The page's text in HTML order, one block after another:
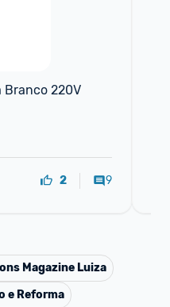
Branco 220V
2 9
Magazine Luiza
e Reforma